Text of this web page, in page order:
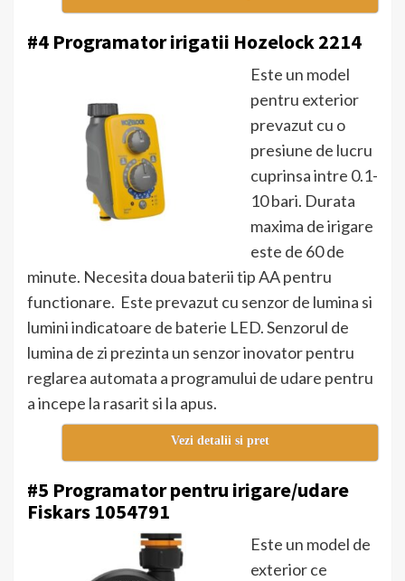
#4 Programator irigatii Hozelock 2214
Este un model
pentru exterior
prevazut cu o
presiune de lucru
cuprinsa intre 0.1-
10 bari. Durata
maxima de irigare
este de 60 de
minute. Necesita doua baterii tip AA pentru
functionare. Este prevazut cu senzor de lumina si
lumini indicatoare de baterie LED. Senzorul de
lumina de zi prezinta un senzor inovator pentru
reglarea automata a programului de udare pentru
a incepe la rasarit si la apus.
Vezi detalii si pret
#5 Programator pentru irigare/udare
Fiskars 1054791
Este un model de
exterior ce